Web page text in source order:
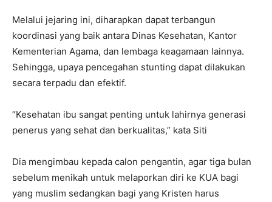
Melalui jejaring ini, diharapkan dapat terbangun
koordinasi yang baik antara Dinas Kesehatan, Kantor
Kementerian Agama, dan lembaga keagamaan lainnya.
Sehingga, upaya pencegahan stunting dapat dilakukan
secara terpadu dan efektif.
“Kesehatan ibu sangat penting untuk lahirnya generasi
penerus yang sehat dan berkualitas,” kata Siti
Dia mengimbau kepada calon pengantin, agar tiga bulan
sebelum menikah untuk melaporkan diri ke KUA bagi
yang muslim sedangkan bagi yang Kristen harus